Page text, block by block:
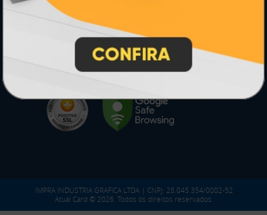
SEGURANÇA
IMPRA INDUSTRIA GRAFICA LTDA | CNPJ: 28.045.354/0002-52
Atual Card © 2026. Todos os direitos reservados.